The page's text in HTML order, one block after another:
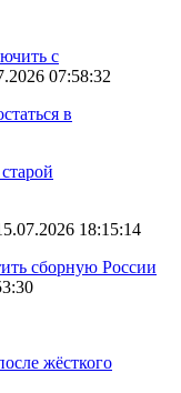
с
07:58:32
в
18:15:14
сборную России
жёсткого